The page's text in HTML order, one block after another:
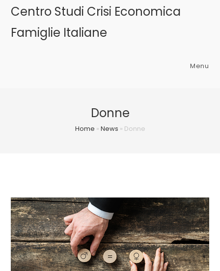
Salta
contenuto
Centro Studi Crisi Economica
Famiglie Italiane
Menu
Donne
Home » News » Donne